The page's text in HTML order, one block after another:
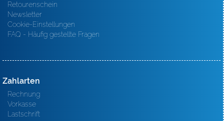
Retourenschein
Newsletter
Cookie-Einstellungen
FAQ - Häufig gestellte Fragen
Zahlarten
Rechnung
Vorkasse
Lastschrift